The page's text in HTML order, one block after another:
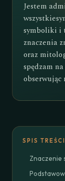
Jestem
symboliki i
znaczenia
oraz
spędzam
obserwując
SPIS TREŚCI
Znaczenie